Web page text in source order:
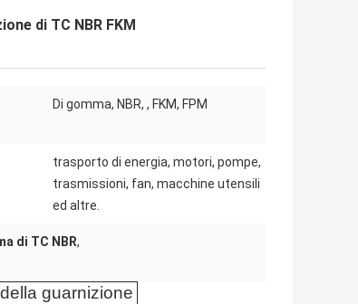
di TC NBR FKM
Di gomma, NBR, , FKM, FPM
trasporto di energia, motori, pompe,
trasmissioni, fan, macchine utensili
ed altre.
di TC NBR,
guarnizione